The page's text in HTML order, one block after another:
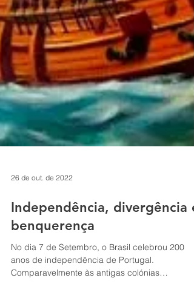
26 de out. de 2022
Independência, divergência e
benquerença